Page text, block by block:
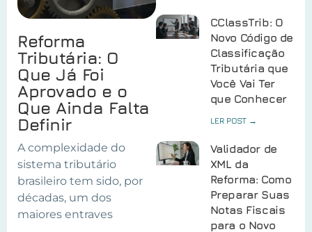
Reforma
Tributária: O
Que Já Foi
Aprovado e o
Que Ainda Falta
Definir
A complexidade do
sistema tributário
brasileiro tem sido, por
décadas, um dos
maiores entraves
CClassTrib: O
Novo Código de
Classificação
Tributária que
Você Vai Ter
que Conhecer
LER POST →
Validador de
XML da
Reforma: Como
Preparar Suas
Notas Fiscais
para o Novo